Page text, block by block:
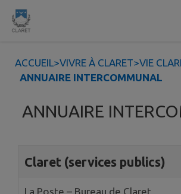
Contenu
ACCUEIL>VIVRE À CLARET>VIE
ANNUAIRE INTERCOMMUNAL
ANNUAIRE
Claret (services publics)
La Poste – Bureau de Claret